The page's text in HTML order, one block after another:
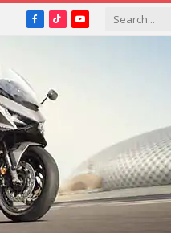
Facebook
TikTokYouTube